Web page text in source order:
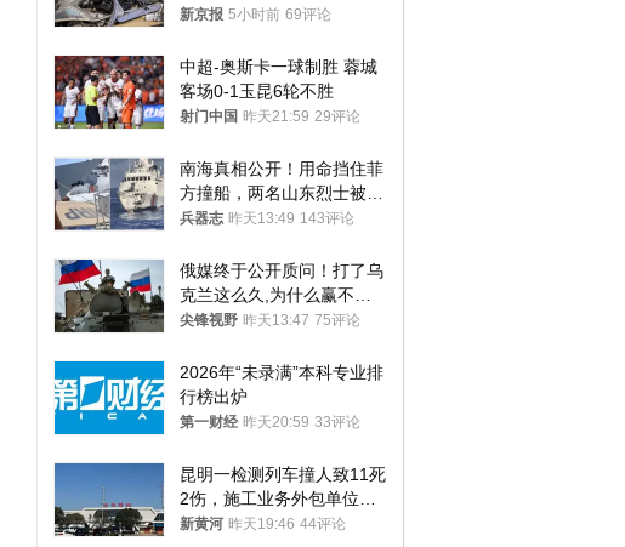
15战斗机残骸以及多架无人
新京报 5小时前 69评论
中超-奥斯卡一球制胜 蓉城
客场0-1玉昆6轮不胜
射门中国 昨天21:59 29评论
南海真相公开！用命挡住菲
方撞船，两名山东烈士被授
武警最高荣誉
兵器志 昨天13:49 143评论
俄媒终于公开质问！打了乌
克兰这么久,为什么赢不了?
答案令人沉默
尖锋视野 昨天13:47 75评论
2026年“未录满”本科专业排
行榜出炉
第一财经 昨天20:59 33评论
昆明一检测列车撞人致11死
2伤，施工业务外包单位被
罚1.5万元，国铁昆明局被
新黄河 昨天19:46 44评论